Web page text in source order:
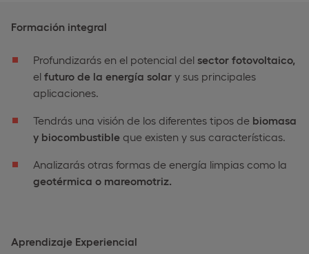
Formación integral
Profundizarás en el potencial del sector fotovoltaico,
el futuro de la energía solar y sus principales
aplicaciones.
Tendrás una visión de los diferentes tipos de biomasa
y biocombustible que existen y sus características.
Analizarás otras formas de energía limpias como la
geotérmica o mareomotriz.
Aprendizaje Experiencial